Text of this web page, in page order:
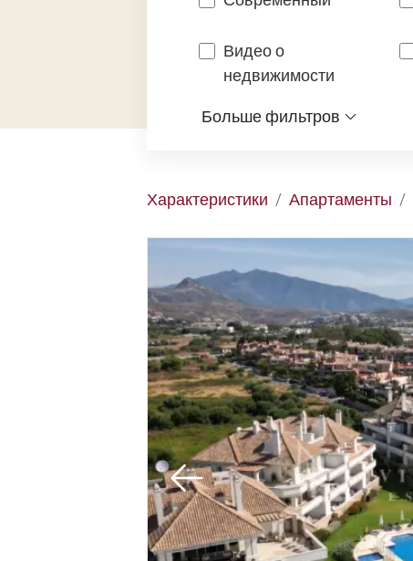
Видео о
недвижимости
Больше фильтров
Характеристики Апартаменты